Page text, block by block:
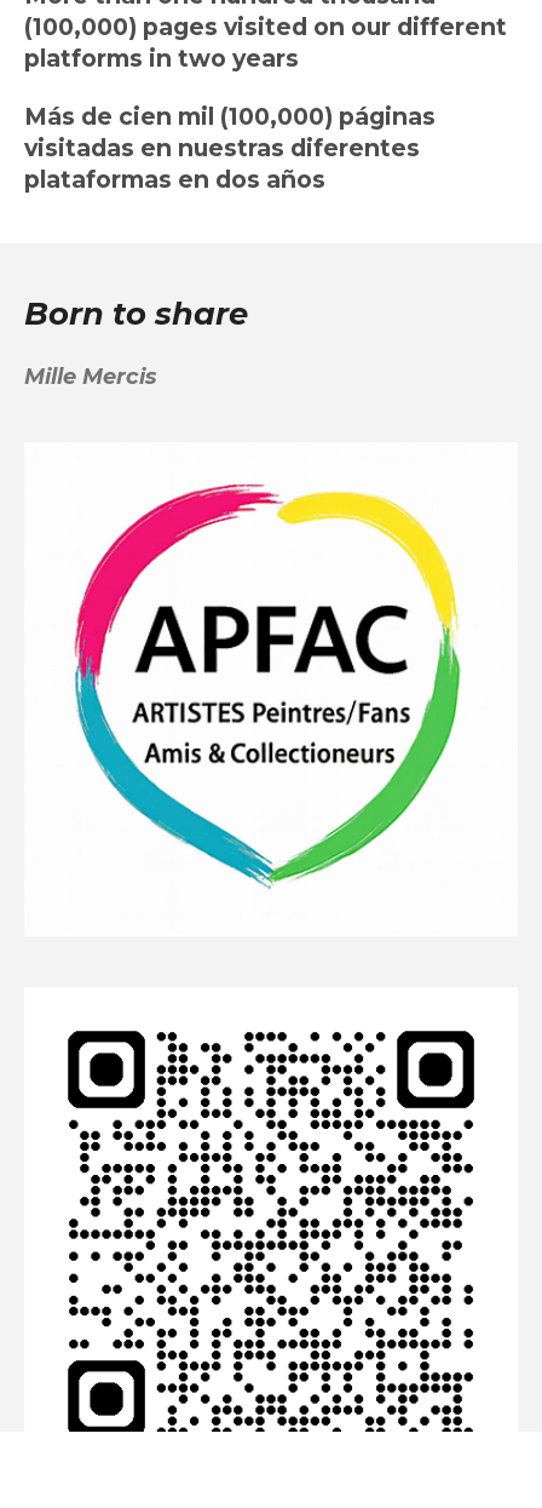
(100,000) pages visited on our different
platforms in two years
Más de cien mil (100,000) páginas
visitadas en nuestras diferentes
plataformas en dos años
Born to share
Mille Mercis